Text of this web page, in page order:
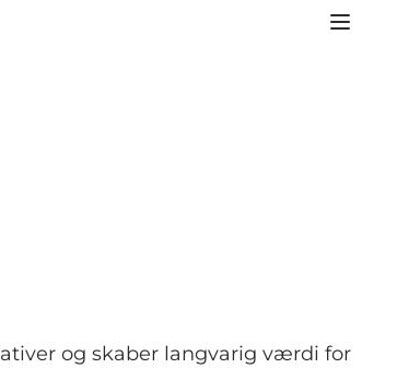
og skaber langvarig værdi for